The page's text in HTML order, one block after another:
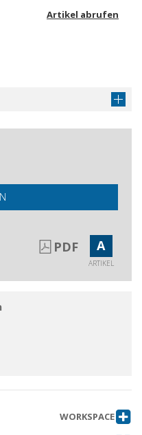
Artikel abrufen
PDF A
ARTIKEL
WORKSPACE